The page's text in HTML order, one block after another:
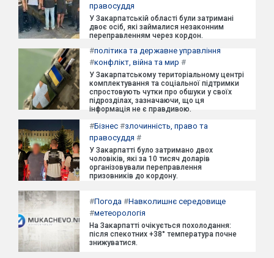
правосуддя
У Закарпатській області були затримані
двоє осіб, які займалися незаконним
переправленням через кордон.
#політика та державне управління
#конфлікт, війна та мир #
У Закарпатському територіальному центрі
комплектування та соціальної підтримки
спростовують чутки про обшуки у своїх
підрозділах, зазначаючи, що ця
інформація не є правдивою.
#Бізнес #злочинність, право та
правосуддя #
У Закарпатті було затримано двох
чоловіків, які за 10 тисяч доларів
організовували переправлення
призовників до кордону.
#Погода #Навколишнє середовище
#метеорологія
На Закарпатті очікується похолодання:
після спекотних +38° температура почне
знижуватися.